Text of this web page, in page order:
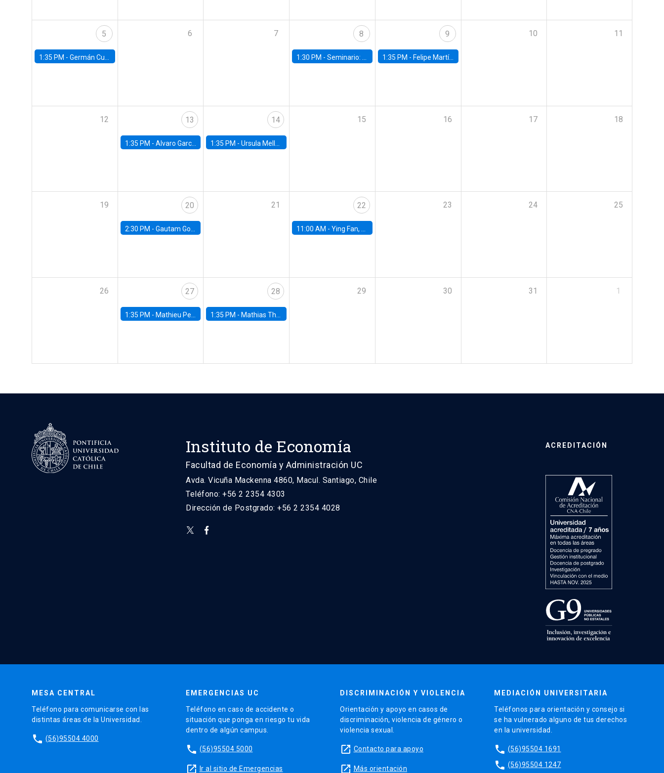
5
1:35 PM - Germán Cubas, University of Houston
6 7 8
1:30 PM -Seminario: “Recuperando la humanidad para progresar en la era de la IA»
9
1:35 PM - Felipe Martínez, alumno Doctorado en Economía UC
10 11
12 13
1:35 PM - Alvaro Garcia-Marin, Universidad de Los Andes
14
1:35 PM -Ursula Mello, Insper - Institute of Education and Research
15 16 17 18
19 20
2:30 PM - Gautam Gowrisankaran, Columbia University
21 22
11:00 AM -Ying Fan, University of Michigan
23 24 25
26 27
1:35 PM - Mathieu Pedemonte, IDB
28
1:35 PM - Mathias Thoenig, University of Lausanne
29 30 31 1
Instituto de Economía
Facultad de Economía y Administración UC
Avda. Vicuña Mackenna 4860, Macul. Santiago, Chile
Teléfono: +56 2 2354 4303
Dirección de Postgrado: +56 2 2354 4028
ACREDITACIÓN
MESA CENTRAL
Teléfono para comunicarse con las
distintas áreas de la Universidad.
phone (56)95504 4000
EMERGENCIAS UC
Teléfono en caso de accidente o
situación que ponga en riesgo tu vida
dentro de algún campus.
phone (56)95504 5000
launch Ir al sitio de Emergencias
DISCRIMINACIÓN Y VIOLENCIA
Orientación y apoyo en casos de
discriminación, violencia de género o
violencia sexual.
launch Contacto para apoyo
launch Más orientación
MEDIACIÓN UNIVERSITARIA
Teléfonos para orientación y consejo si
se ha vulnerado alguno de tus derechos
en la universidad.
phone (56)95504 1691
phone (56)95504 1247